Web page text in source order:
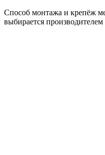
Способ монтажа и крепёж
выбирается